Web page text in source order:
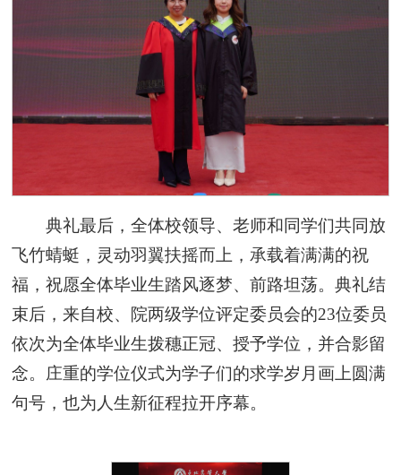
典礼最后，全体校领导、老师和同学们共同放
飞竹蜻蜓，灵动羽翼扶摇而上，承载着满满的祝
福，祝愿全体毕业生踏风逐梦、前路坦荡。典礼结
束后，来自校、院两级学位评定委员会的23位委员
依次为全体毕业生拨穗正冠、授予学位，并合影留
念。庄重的学位仪式为学子们的求学岁月画上圆满
句号，也为人生新征程拉开序幕。